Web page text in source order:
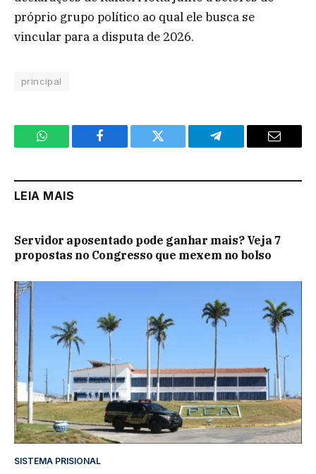
próprio grupo político ao qual ele busca se
vincular para a disputa de 2026.
principal
WhatsApp Facebook Twitter Telegram Email
LEIA MAIS
Servidor aposentado pode ganhar mais? Veja 7
propostas no Congresso que mexem no bolso
SISTEMA PRISIONAL